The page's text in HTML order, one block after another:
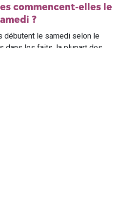
commencent-elles le
?
débutent le samedi selon le
dans les faits, la plupart des